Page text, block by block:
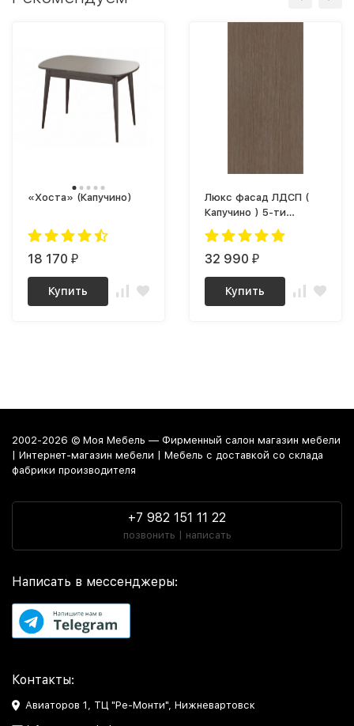
«Хоста» (Капучино)
18 170 ₽
Купить
Люкс фасад ЛДСП (
Капучино ) 5-ти
секционный Плюс
32 990 ₽
Купить
2002-2026 © Моя Мебель — Фирменный салон магазин мебели
| Интернет-магазин мебели | Мебель с доставкой со склада
фабрики производителя
+7 982 151 11 22
позвонить | написать
Написать в мессенджеры:
Контакты:
Авиаторов 1, ТЦ "Ре-Монти", Нижневартовск